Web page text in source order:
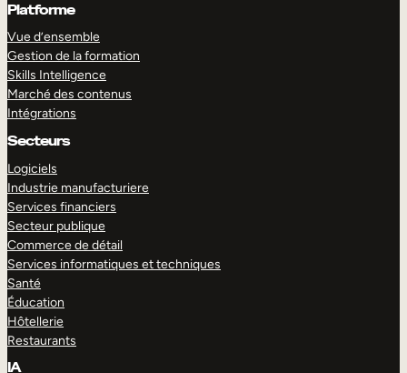
Platforme
Vue d’ensemble
Gestion de la formation
Skills Intelligence
Marché des contenus
Intégrations
Secteurs
Logiciels
Industrie manufacturiere
Services financiers
Secteur publique
Commerce de détail
Services informatiques et techniques
Santé
Éducation
Hôtellerie
Restaurants
IA